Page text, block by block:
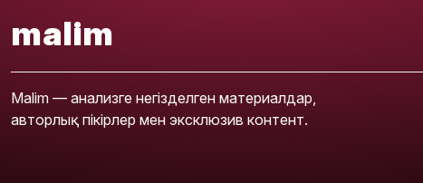
malim
Malim — анализге негізделген материалдар,
авторлық пікірлер мен эксклюзив контент.